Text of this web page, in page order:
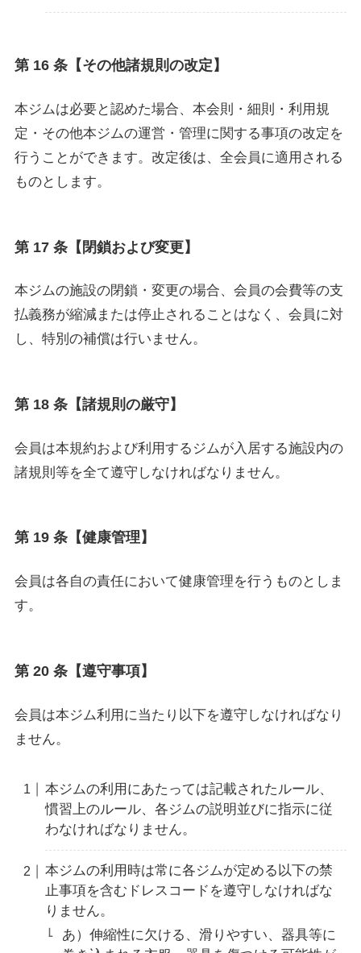
第 16 条【その他諸規則の改定】
本ジムは必要と認めた場合、本会則・細則・利用規
定・その他本ジムの運営・管理に関する事項の改定を
行うことができます。改定後は、全会員に適用される
ものとします。
第 17 条【閉鎖および変更】
本ジムの施設の閉鎖・変更の場合、会員の会費等の支
払義務が縮減または停止されることはなく、会員に対
し、特別の補償は行いません。
第 18 条【諸規則の厳守】
会員は本規約および利用するジムが入居する施設内の
諸規則等を全て遵守しなければなりません。
第 19 条【健康管理】
会員は各自の責任において健康管理を行うものとしま
す。
第 20 条【遵守事項】
会員は本ジム利用に当たり以下を遵守しなければなり
ません。
本ジムの利用にあたっては記載されたルール、
慣習上のルール、各ジムの説明並びに指示に従
わなければなりません。
本ジムの利用時は常に各ジムが定める以下の禁
止事項を含むドレスコードを遵守しなければな
りません。
あ）伸縮性に欠ける、滑りやすい、器具等に